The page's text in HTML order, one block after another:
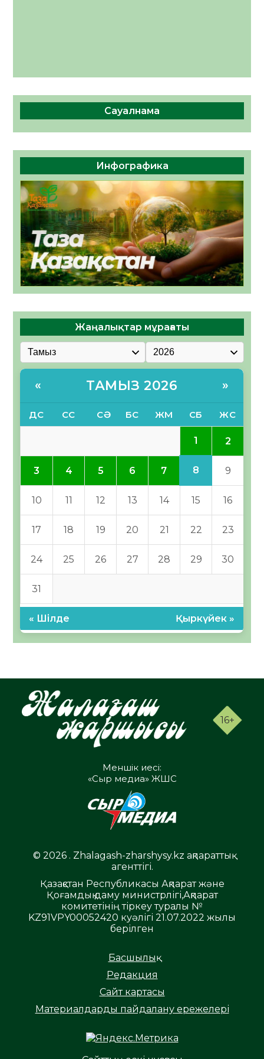
Сауалнама
Инфографика
Жаңалықтар мұрағаты
« ТАМЫЗ 2026 »
ДС СС СӘ БС ЖМ СБ ЖС
1 2
3 4 5 6 7 8 9
10 11 12 13 14 15 16
17 18 19 20 21 22 23
24 25 26 27 28 29 30
31
« Шілде Қыркүйек »
16+
Меншік иесі:
«Сыр медиа» ЖШС
© 2026 . Zhalagash-zharshysy.kz ақпараттық
агенттігі.
Қазақстан Республикасы Ақпарат және
Қоғамдық даму министрлігі,Ақпарат
комитетінің тіркеу туралы №
KZ91VPY00052420 куәлігі 21.07.2022 жылы
берілген
Басшылық
Редакция
Сайт картасы
Материалдарды пайдалану ережелері